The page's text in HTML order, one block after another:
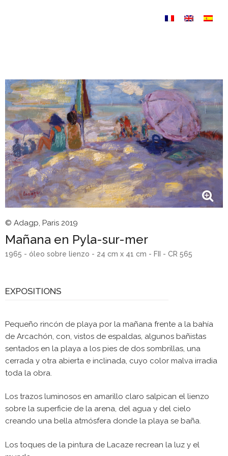
© Adagp, Paris 2019
Mañana en Pyla-sur-mer
1965 - óleo sobre lienzo - 24 cm x 41 cm - FII - CR 565
EXPOSITIONS
Pequeño rincón de playa por la mañana frente a la bahía
de Arcachón, con, vistos de espaldas, algunos bañistas
sentados en la playa a los pies de dos sombrillas, una
cerrada y otra abierta e inclinada, cuyo color malva irradia
toda la obra.
Los trazos luminosos en amarillo claro salpican el lienzo
sobre la superficie de la arena, del agua y del cielo
creando una bella atmósfera donde la playa se baña.
Los toques de la pintura de Lacaze recrean la luz y el